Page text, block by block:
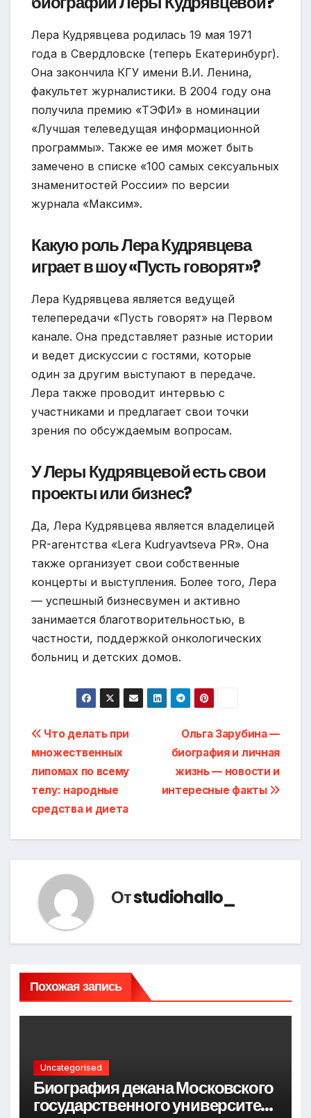
Лера Кудрявцева родилась 19 мая 1971
года в Свердловске (теперь Екатеринбург).
Она закончила КГУ имени В.И. Ленина,
факультет журналистики. В 2004 году она
получила премию «ТЭФИ» в номинации
«Лучшая телеведущая информационной
программы». Также ее имя может быть
замечено в списке «100 самых сексуальных
знаменитостей России» по версии
журнала «Максим».
Какую роль Лера Кудрявцева
играет в шоу «Пусть говорят»?
Лера Кудрявцева является ведущей
телепередачи «Пусть говорят» на Первом
канале. Она представляет разные истории
и ведет дискуссии с гостями, которые
один за другим выступают в передаче.
Лера также проводит интервью с
участниками и предлагает свои точки
зрения по обсуждаемым вопросам.
У Леры Кудрявцевой есть свои
проекты или бизнес?
Да, Лера Кудрявцева является владелицей
PR-агентства «Lera Kudryavtseva PR». Она
также организует свои собственные
концерты и выступления. Более того, Лера
— успешный бизнесвумен и активно
занимается благотворительностью, в
частности, поддержкой онкологических
больниц и детских домов.
Навигация
по
записям
Ольга Зарубина —
биография и личная
жизнь — новости и
интересные факты
Что делать при
множественных
липомах по всему
телу: народные
средства и диета
Отstudiohallo_
Похожая запись
Uncategorised
Биография декана Московского
государственного университета